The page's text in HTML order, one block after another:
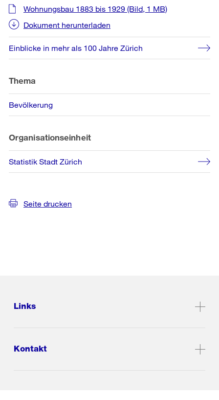
Wohnungsbau 1883 bis 1929 (Bild, 1 MB)
Dokument herunterladen
Einblicke in mehr als 100 Jahre Zürich
Thema
Bevölkerung
Organisationseinheit
Statistik Stadt Zürich
Seite drucken
Links
Kontakt